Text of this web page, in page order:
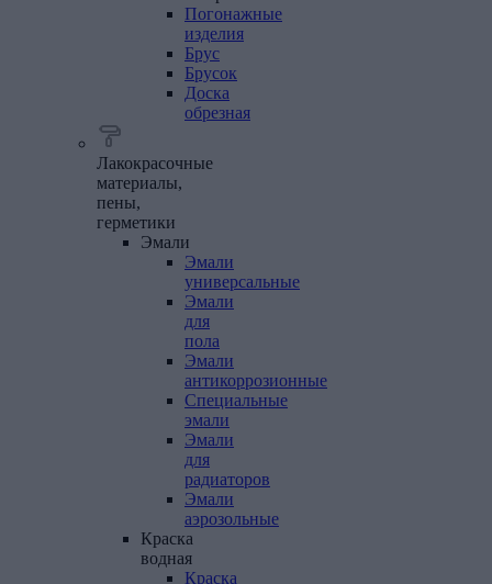
Погонажные
изделия
Брус
Брусок
Доска
обрезная
Лакокрасочные
материалы,
пены,
герметики
Эмали
Эмали
универсальные
Эмали
для
пола
Эмали
антикоррозионные
Специальные
эмали
Эмали
для
радиаторов
Эмали
аэрозольные
Краска
водная
Краска